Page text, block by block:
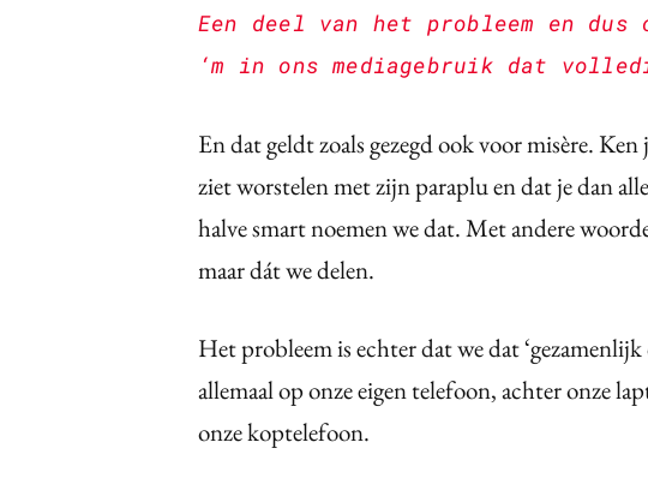
Een deel van het probleem en
‘m in ons mediagebruik dat
En dat geldt zoals gezegd ook voor misère.
ziet worstelen met zijn paraplu en dat je dan
halve smart noemen we dat. Met andere
maar dát we delen.
Het probleem is echter dat we dat
allemaal op onze eigen telefoon, achter onze
onze koptelefoon.